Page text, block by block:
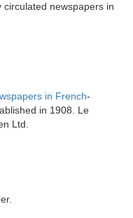
circulated newspapers in
in French-
in 1908. Le
Ltd.